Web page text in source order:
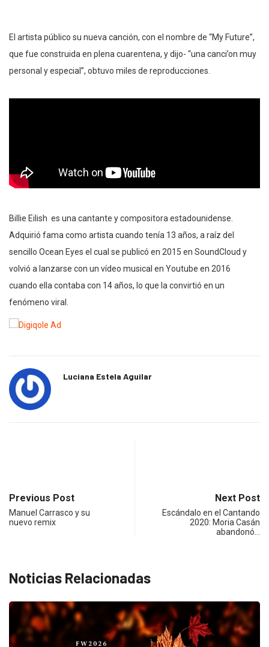
El artista público su nueva canción, con el nombre de “My Future”,
que fue construida en plena cuarentena, y dijo- “una canci’on muy
personal y especial”, obtuvo miles de reproducciones.
Billie Eilish es una cantante y compositora estadounidense.
Adquirió fama como artista cuando tenía 13 años, a raíz del
sencillo Ocean Eyes el cual se publicó en 2015 en SoundCloud y
volvió a lanzarse con un vídeo musical en Youtube en 2016
cuando ella contaba con 14 años, lo que la convirtió en un
fenómeno viral.
Luciana Estela Aguilar
Previous Post
Manuel Carrasco y su
nuevo remix
Next Post
Escándalo en el Cantando
2020: Moria Casán
abandonó…
Noticias Relacionadas